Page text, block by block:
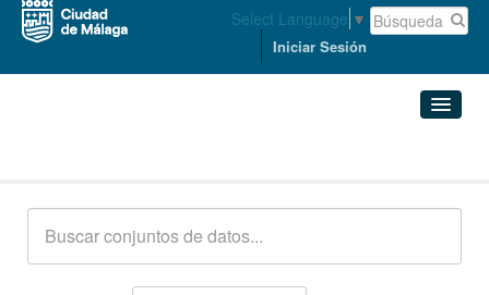
Select Language ▼
Iniciar Sesión